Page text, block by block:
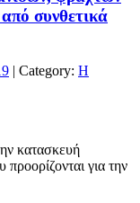
συνθετικά
| Category: Η
κατασκευή
για την